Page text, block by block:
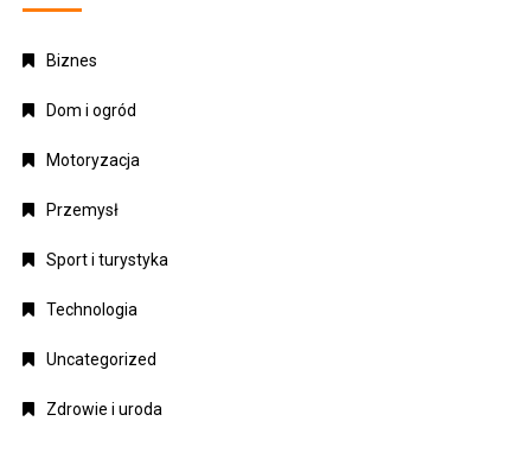
Biznes
Dom i ogród
Motoryzacja
Przemysł
Sport i turystyka
Technologia
Uncategorized
Zdrowie i uroda